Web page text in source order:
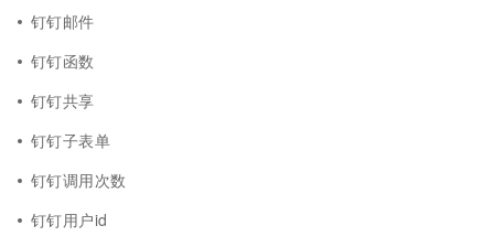
钉钉邮件
钉钉函数
钉钉共享
钉钉子表单
钉钉调用次数
钉钉用户id